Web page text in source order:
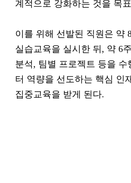
계적으로 강화하는 것을 목
이를 위해 선발된 직원은 약
실습교육을 실시한 뒤, 약 6
분석, 팀별 프로젝트 등을 수
터 역량을 선도하는 핵심 인
집중교육을 받게 된다.